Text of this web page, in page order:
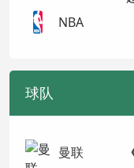
NBA
球队
曼联